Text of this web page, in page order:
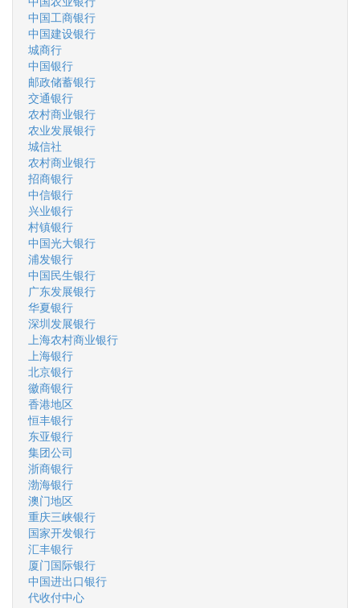
中国工商银行
中国建设银行
城商行
中国银行
邮政储蓄银行
交通银行
农村商业银行
农业发展银行
城信社
农村商业银行
招商银行
中信银行
兴业银行
村镇银行
中国光大银行
浦发银行
中国民生银行
广东发展银行
华夏银行
深圳发展银行
上海农村商业银行
上海银行
北京银行
徽商银行
香港地区
恒丰银行
东亚银行
集团公司
浙商银行
渤海银行
澳门地区
重庆三峡银行
国家开发银行
汇丰银行
厦门国际银行
中国进出口银行
代收付中心